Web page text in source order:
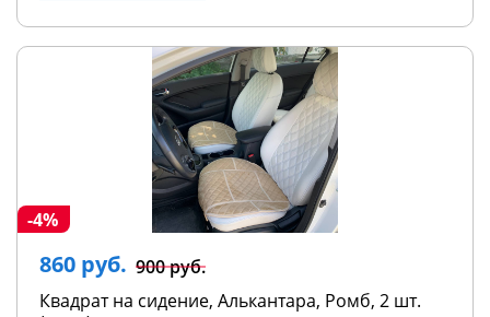
-4%
860 руб. 900 руб.
Квадрат на сидение, Алькантара, Ромб, 2 шт.